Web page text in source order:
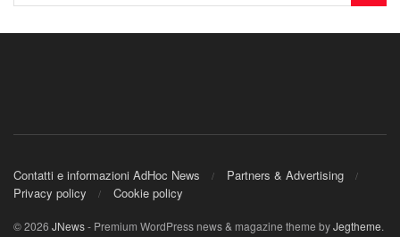
Contatti e informazioni AdHoc News
Partners & Advertising
Privacy policy
Cookie policy
© 2026 JNews- Premium WordPress news & magazine theme byJegtheme.